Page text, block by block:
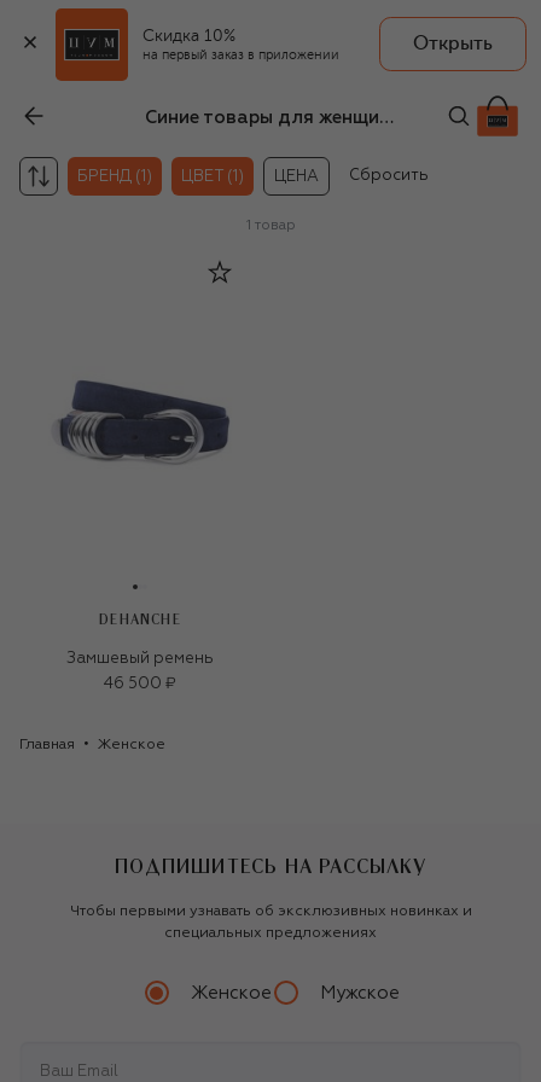
Скидка 10%
на первый заказ в приложении
Открыть
Синие товары для женщин Dehanche
БРЕНД (1) ЦВЕТ (1) ЦЕНА Сбросить
1 товар
DEHANCHE
Замшевый ремень
46 500 ₽
Главная Женское
ПОДПИШИТЕСЬ НА РАССЫЛКУ
Чтобы первыми узнавать об эксклюзивных новинках и
специальных предложениях
Женское Мужское